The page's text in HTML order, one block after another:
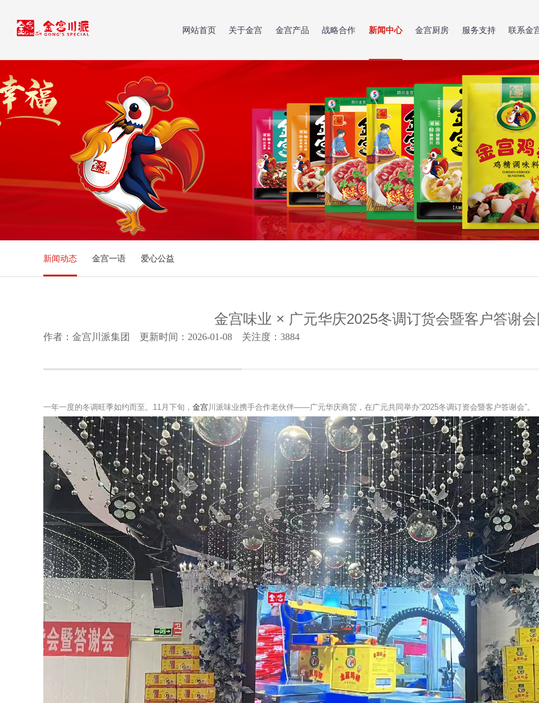
网站首页 关于金宫 金宫产品 战略合作 新闻中心 金宫厨房 服务支持 联系金
新闻动态 金宫一语 爱心公益
金宫味业 × 广元华庆2025冬调订货会暨客户答谢
作者：金宫川派集团 更新时间：2026-01-08 关注度：3884
一年一度的冬调旺季如约而至。11月下旬， 金宫川派味业携手合作老伙伴——广元华庆商贸，在广元共同举办“2025冬调订资会暨客户答谢会”。